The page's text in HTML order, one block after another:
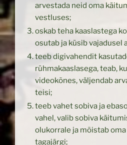
arvestada neid oma
vestluses;
oskab teha kaaslastega
osutab ja küsib vajadusel
teeb digivahendit
rühmakaaslasega, teab,
videokõnes, väljendab
teisi;
teeb vahet sobiva ja
vahel, valib sobiva
olukorrale ja mõistab
tagajärgi;